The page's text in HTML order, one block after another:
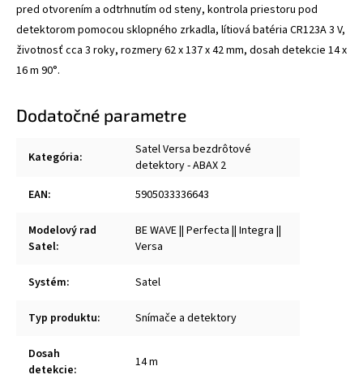
pred otvorením a odtrhnutím od steny, kontrola priestoru pod
detektorom pomocou sklopného zrkadla, lítiová batéria CR123A 3 V,
životnosť cca 3 roky, rozmery 62 x 137 x 42 mm, dosah detekcie 14 x
16 m 90°.
Dodatočné parametre
Kategória:
Satel Versa bezdrôtové
detektory - ABAX 2
EAN: 5905033336643
Modelový rad
Satel:
BE WAVE || Perfecta || Integra ||
Versa
Systém: Satel
Typ produktu: Snímače a detektory
Dosah
detekcie: 14 m